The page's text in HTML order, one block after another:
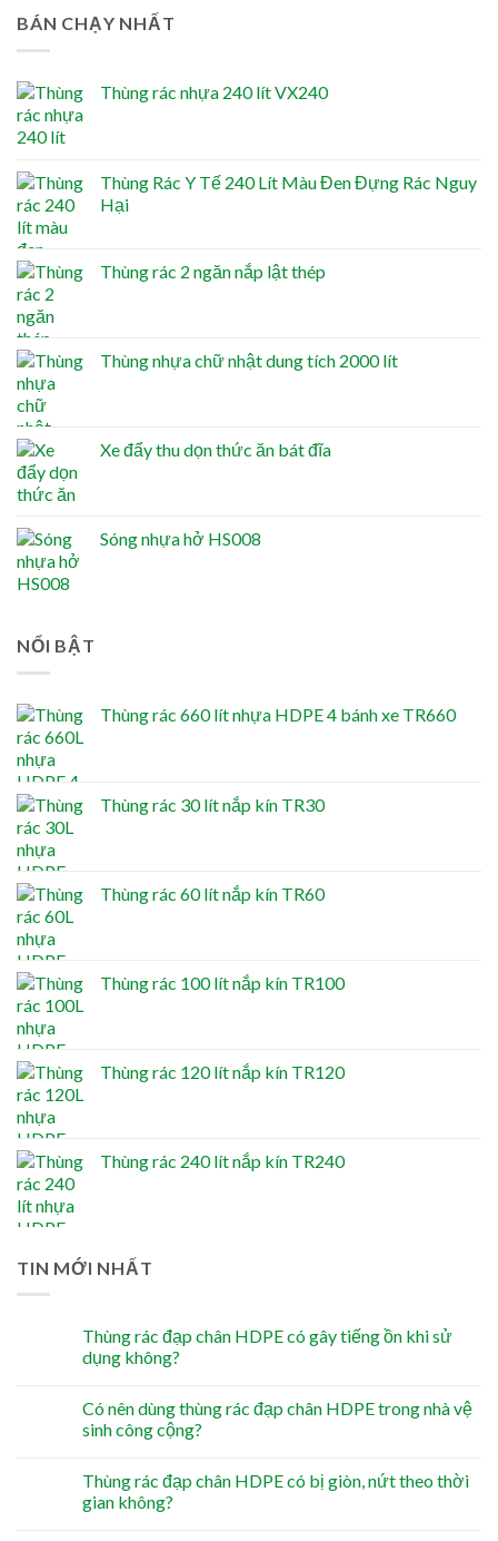
BÁN CHẠY NHẤT
Thùng rác nhựa 240 lít VX240
Thùng Rác Y Tế 240 Lít Màu Đen Đựng Rác Nguy
Hại
Thùng rác 2 ngăn nắp lật thép
Thùng nhựa chữ nhật dung tích 2000 lít
Xe đẩy thu dọn thức ăn bát đĩa
Sóng nhựa hở HS008
NỔI BẬT
Thùng rác 660 lít nhựa HDPE 4 bánh xe TR660
Thùng rác 30 lít nắp kín TR30
Thùng rác 60 lít nắp kín TR60
Thùng rác 100 lít nắp kín TR100
Thùng rác 120 lít nắp kín TR120
Thùng rác 240 lít nắp kín TR240
TIN MỚI NHẤT
Thùng rác đạp chân HDPE có gây tiếng ồn khi sử
dụng không?
Có nên dùng thùng rác đạp chân HDPE trong nhà vệ
sinh công cộng?
Thùng rác đạp chân HDPE có bị giòn, nứt theo thời
gian không?